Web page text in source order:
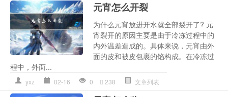
元宵怎么开裂
为什么元宵放进开水就全部裂开了? 元
宵裂开的原因主要是由于冷冻过程中的
内外温差造成的。具体来说，元宵由外
面的皮和被皮包裹的馅构成。在冷冻过
程中，外面...
yxz 02-16 0 238 文章列表